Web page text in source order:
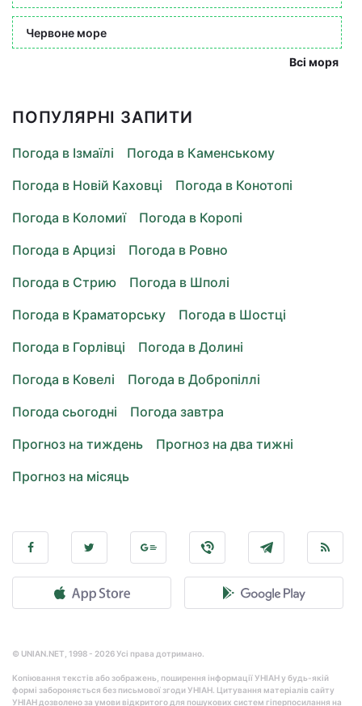
Червоне море
Всі моря
ПОПУЛЯРНІ ЗАПИТИ
Погода в Ізмаїлі
Погода в Каменському
Погода в Новій Каховці
Погода в Конотопі
Погода в Коломиї
Погода в Коропі
Погода в Арцизі
Погода в Ровно
Погода в Стрию
Погода в Шполі
Погода в Краматорську
Погода в Шостці
Погода в Горлівці
Погода в Долині
Погода в Ковелі
Погода в Добропіллі
Погода сьогодні
Погода завтра
Прогноз на тиждень
Прогноз на два тижні
Прогноз на місяць
© UNIAN.NET, 1998 - 2026 Усі права дотримано.
Копіювання текстів або зображень, поширення інформації УНІАН у будь-якій
формі забороняється без письмової згоди УНІАН. Цитування матеріалів сайту
УНІАН дозволено за умови відкритого для пошукових систем гіперпосилання на